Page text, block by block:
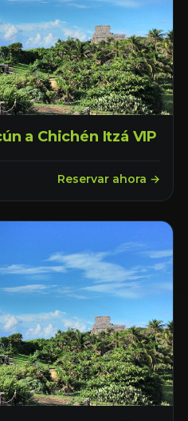
a Chichén Itzá VIP
Reservar ahora →